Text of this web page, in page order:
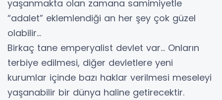
yaşanmakta olan zamana samimiyetle
“adalet” eklemlendiği an her şey çok güzel
olabilir…
Birkaç tane emperyalist devlet var… Onların
terbiye edilmesi, diğer devletlere yeni
kurumlar içinde bazı haklar verilmesi meseleyi
yaşanabilir bir dünya haline getirecektir.